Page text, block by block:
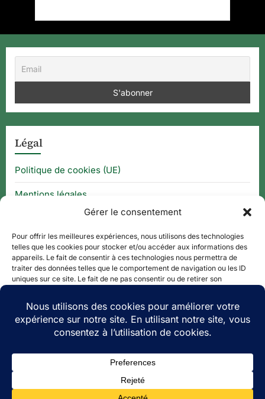
Gérer le consentement
Pour offrir les meilleures expériences, nous utilisons des technologies
telles que les cookies pour stocker et/ou accéder aux informations des
appareils. Le fait de consentir à ces technologies nous permettra de
traiter des données telles que le comportement de navigation ou les ID
uniques sur ce site. Le fait de ne pas consentir ou de retirer son
Accepter
Refuser
Voir les préférences
Légal
Politique de cookies (UE)
Mentions légales
Thématique
QUE FAIRE À ?
Copyright © 2026 Le Tourisme Revisité.